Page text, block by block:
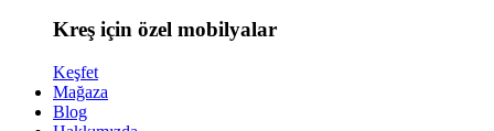
Kreş için özel mobilyalar
Keşfet
Mağaza
Blog